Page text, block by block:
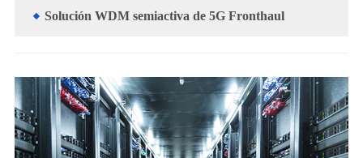
Solución WDM semiactiva de 5G Fronthaul